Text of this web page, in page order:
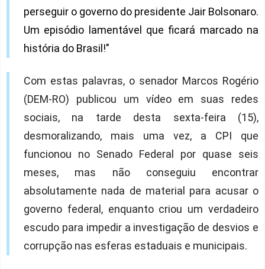
perseguir o governo do presidente Jair Bolsonaro.
Um episódio lamentável que ficará marcado na
história do Brasil!"
Com estas palavras, o senador Marcos Rogério
(DEM-RO) publicou um vídeo em suas redes
sociais, na tarde desta sexta-feira (15),
desmoralizando, mais uma vez, a CPI que
funcionou no Senado Federal por quase seis
meses, mas não conseguiu encontrar
absolutamente nada de material para acusar o
governo federal, enquanto criou um verdadeiro
escudo para impedir a investigação de desvios e
corrupção nas esferas estaduais e municipais.